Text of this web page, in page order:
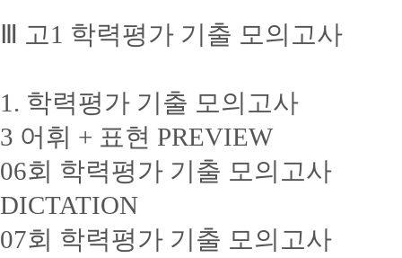
Ⅲ 고1 학력평가 기출 모의고사
1. 학력평가 기출 모의고사
3 어휘 + 표현 PREVIEW
06회 학력평가 기출 모의고사
DICTATION
07회 학력평가 기출 모의고사